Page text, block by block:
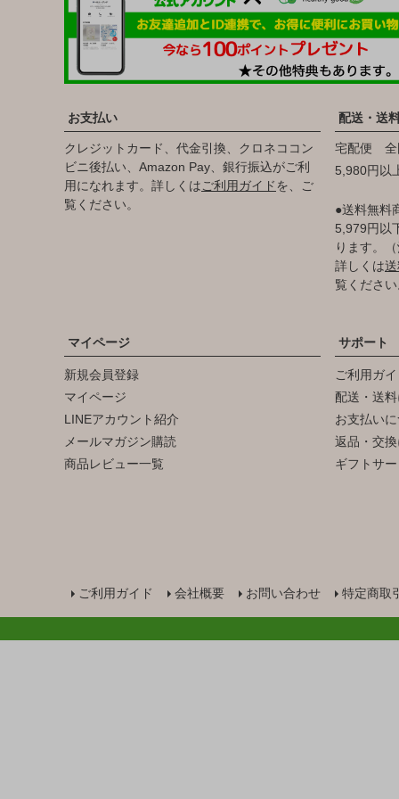
お支払い
クレジットカード、代金引換、クロネココン
ビニ後払い、Amazon Pay、銀行振込がご利
用になれます。詳しくはご利用ガイドを、ご
覧ください。
配送・送
宅配便 全
5,980円以
●送料無料
5,979円以
ります。
詳しくは
覧くださ
マイページ
新規会員登録
マイページ
LINEアカウント紹介
メールマガジン購読
商品レビュー一覧
サポート
ご利用ガ
配送・送
お支払い
返品・交
ギフトサ
ご利用ガイド 会社概要 お問い合わせ 特定商取